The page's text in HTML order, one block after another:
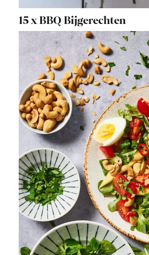
15 x BBQ Bijgerechten